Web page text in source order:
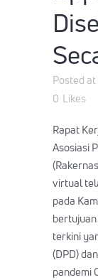
Posted at
0 Likes
Rapat
Asosiasi
virtual
pada
terkini
(DPD)
pandemi